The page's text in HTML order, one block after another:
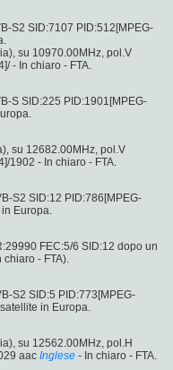
S2 SID:7107 PID:512[MPEG-
su 10970.00MHz, pol.V
- In chiaro - FTA.
S SID:225 PID:1901[MPEG-
su 12682.00MHz, pol.V
1902 - In chiaro - FTA.
S2 SID:12 PID:786[MPEG-
Europa.
FEC:5/6 SID:12 dopo un
chiaro - FTA).
S2 SID:5 PID:773[MPEG-
in Europa.
su 12562.00MHz, pol.H
aac Inglese - In chiaro - FTA.